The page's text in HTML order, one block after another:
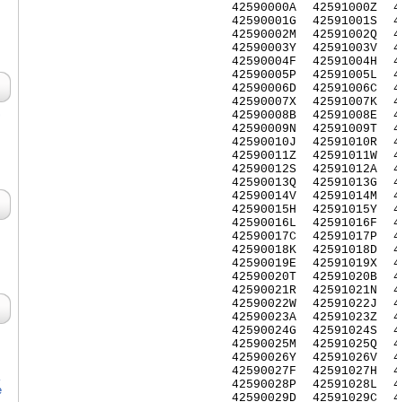
42590000A
42590001G
42590002M
42590003Y
42590004F
42590005P
42590006D
42590007X
42590008B
42590009N
42590010J
42590011Z
42590012S
42590013Q
42590014V
42590015H
42590016L
42590017C
42590018K
42590019E
42590020T
42590021R
42590022W
42590023A
42590024G
42590025M
42590026Y
42590027F
42590028P
42590029D
42591000Z
42591001S
42591002Q
42591003V
42591004H
42591005L
42591006C
42591007K
42591008E
42591009T
42591010R
42591011W
42591012A
42591013G
42591014M
42591015Y
42591016F
42591017P
42591018D
42591019X
42591020B
42591021N
42591022J
42591023Z
42591024S
42591025Q
42591026V
42591027H
42591028L
42591029C